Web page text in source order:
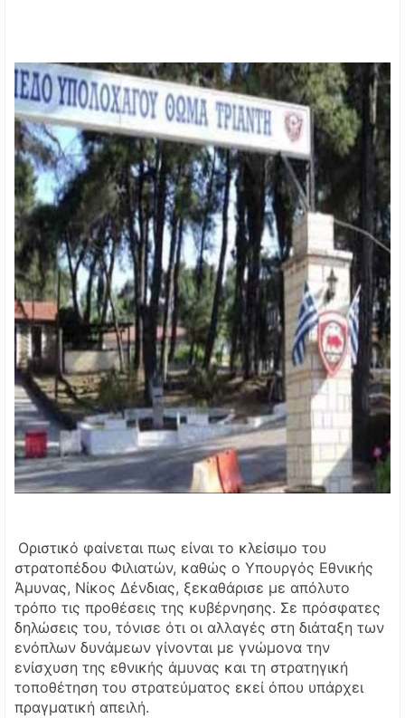
Οριστικό φαίνεται πως είναι το κλείσιμο του
στρατοπέδου Φιλιατών, καθώς ο Υπουργός Εθνικής
Άμυνας, Νίκος Δένδιας, ξεκαθάρισε με απόλυτο
τρόπο τις προθέσεις της κυβέρνησης. Σε πρόσφατες
δηλώσεις του, τόνισε ότι οι αλλαγές στη διάταξη των
ενόπλων δυνάμεων γίνονται με γνώμονα την
ενίσχυση της εθνικής άμυνας και τη στρατηγική
τοποθέτηση του στρατεύματος εκεί όπου υπάρχει
πραγματική απειλή.